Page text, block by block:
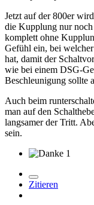
Jetzt auf der 800er
die Kupplung nur
komplett ohne
Gefühl ein, bei
hat, damit der
wie bei einem DSG-
Beschleunigung sollte
Auch beim
man auf den
langsamer der Tritt.
sein.
1
Zitieren